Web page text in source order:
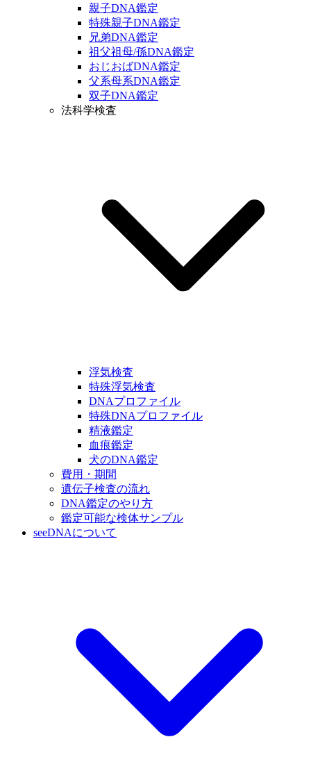
親子DNA鑑定
特殊親子DNA鑑定
兄弟DNA鑑定
祖父祖母/孫DNA鑑定
おじおばDNA鑑定
父系母系DNA鑑定
双子DNA鑑定
法科学検査
浮気検査
特殊浮気検査
DNAプロファイル
特殊DNAプロファイル
精液鑑定
血痕鑑定
犬のDNA鑑定
費用・期間
遺伝子検査の流れ
DNA鑑定のやり方
鑑定可能な検体サンプル
seeDNAについて